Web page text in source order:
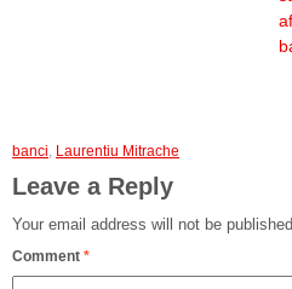
banci, Laurentiu Mitrache
Leave a Reply
Your email address will not be
Comment *